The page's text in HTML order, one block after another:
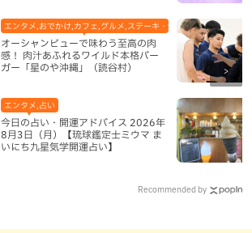
オーシャンビューで味わう至高の肉
感！ 肉汁あふれるワイルド本格バー
ガー「星のや沖縄」（読谷村）
エンタメ,おでかけ,カフェ,グルメ,ステーキ・焼肉,テレビ,ハンバー
今日の占い・開運アドバイス 2026年
8月3日（月）【琉球鑑定士ミウマ ま
いにち九星気学開運占い】
エンタメ,占い
Recommended by